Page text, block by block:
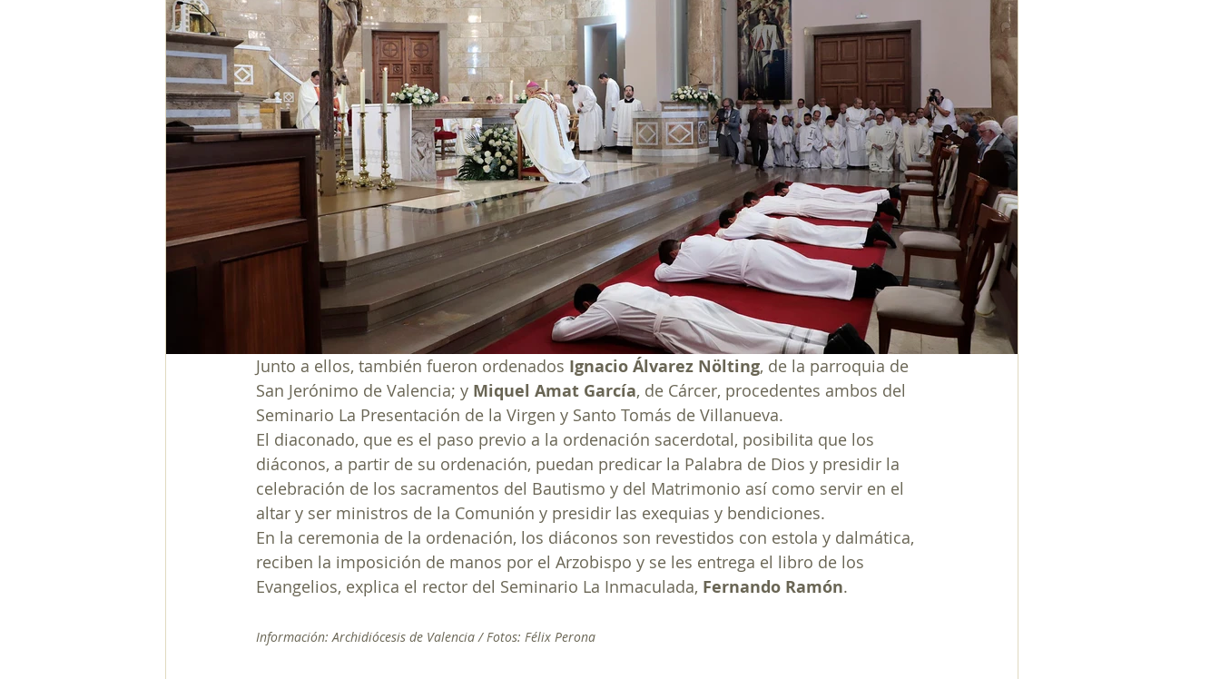
Junto a ellos, también fueron ordenados Ignacio Álvarez Nölting, de la parroquia de
San Jerónimo de Valencia; y Miquel Amat García, de Cárcer, procedentes ambos del
Seminario La Presentación de la Virgen y Santo Tomás de Villanueva.
El diaconado, que es el paso previo a la ordenación sacerdotal, posibilita que los
diáconos, a partir de su ordenación, puedan predicar la Palabra de Dios y presidir la
celebración de los sacramentos del Bautismo y del Matrimonio así como servir en el
altar y ser ministros de la Comunión y presidir las exequias y bendiciones.
En la ceremonia de la ordenación, los diáconos son revestidos con estola y dalmática,
reciben la imposición de manos por el Arzobispo y se les entrega el libro de los
Evangelios, explica el rector del Seminario La Inmaculada, Fernando Ramón.
Información: Archidiócesis de Valencia / Fotos: Félix Perona